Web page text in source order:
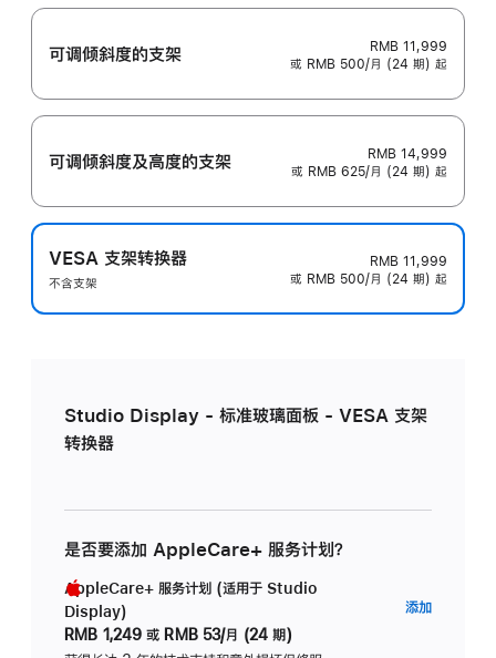
可调倾斜度的支架
RMB 11,999
或 RMB 500/月 (24 期) 起
可调倾斜度及高‍度的支‍架
RMB 14,999
或 RMB 625/月 (24 期) 起
VESA 支架转换器
不含支架
RMB 11,999
或 RMB 500/月 (24 期) 起
Studio Display - 标准玻璃面板 - VESA 支架
转换器
是否要添加 AppleCare+ 服务计划？
AppleCare+ 服务计划 (适用于 Studio
Display)
RMB 1,249 或 RMB 53/月 (24 期)
添加